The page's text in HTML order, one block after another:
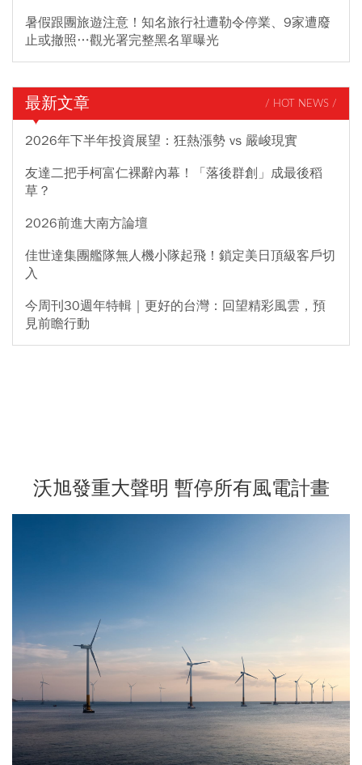
暑假跟團旅遊注意！知名旅行社遭勒令停業、9家遭廢
止或撤照…觀光署完整黑名單曝光
最新文章 / HOT NEWS /
2026年下半年投資展望：狂熱漲勢 vs 嚴峻現實
友達二把手柯富仁裸辭內幕！「落後群創」成最後稻
草？
2026前進大南方論壇
佳世達集團艦隊無人機小隊起飛！鎖定美日頂級客戶切
入
今周刊30週年特輯｜更好的台灣：回望精彩風雲，預
見前瞻行動
沃旭發重大聲明 暫停所有風電計畫